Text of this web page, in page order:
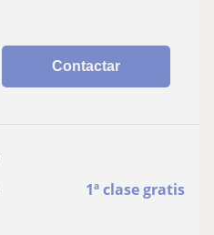
Contactar
1ª clase gratis